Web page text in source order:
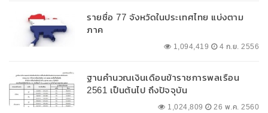
รายชื่อ 77 จังหวัดในประเทศไทย แบ่งตาม
ภาค
1,094,419 4 ก.ย. 2556
ฐานคำนวณเงินเดือนข้าราชการพลเรือน
2561 เป็นต้นไป ถึงปัจจุบัน
1,024,809 26 พ.ค. 2560